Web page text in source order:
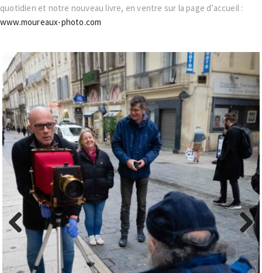
quotidien et notre nouveau livre, en ventre sur la page d’accueil :
www.moureaux-photo.com
Previous Next